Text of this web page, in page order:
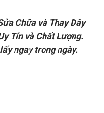
Chữa và Thay Dây
Tín và Chất Lượng.
ngay trong ngày.